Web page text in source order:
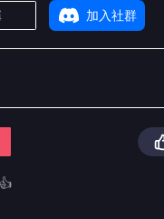
加入社群